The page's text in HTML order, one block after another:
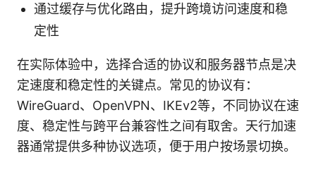
通过缓存与优化路由，提升跨境访问速度和稳
定性
在实际体验中，选择合适的协议和服务器节点是决
定速度和稳定性的关键点。常见的协议有：
WireGuard、OpenVPN、IKEv2等，不同协议在速
度、稳定性与跨平台兼容性之间有取舍。天行加速
器通常提供多种协议选项，便于用户按场景切换。